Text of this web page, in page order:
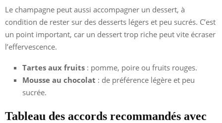
Le champagne peut aussi accompagner un dessert, à
condition de rester sur des desserts légers et peu sucrés. C’est
un point important, car un dessert trop riche peut vite écraser
l’effervescence.
Tartes aux fruits : pomme, poire ou fruits rouges.
Mousse au chocolat : de préférence légère et peu
sucrée.
Tableau des accords recommandés avec